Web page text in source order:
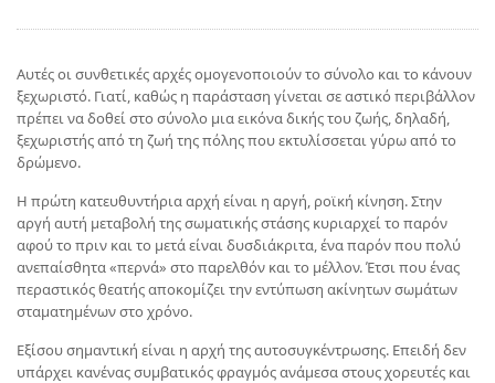
Αυτές οι συνθετικές αρχές ομογενοποιούν το σύνολο και το κάνουν
ξεχωριστό. Γιατί, καθώς η παράσταση γίνεται σε αστικό περιβάλλον
πρέπει να δοθεί στο σύνολο μια εικόνα δικής του ζωής, δηλαδή,
ξεχωριστής από τη ζωή της πόλης που εκτυλίσσεται γύρω από το
δρώμενο.
Η πρώτη κατευθυντήρια αρχή είναι η αργή, ροϊκή κίνηση. Στην
αργή αυτή μεταβολή της σωματικής στάσης κυριαρχεί το παρόν
αφού το πριν και το μετά είναι δυσδιάκριτα, ένα παρόν που πολύ
ανεπαίσθητα «περνά» στο παρελθόν και το μέλλον. Έτσι που ένας
περαστικός θεατής αποκομίζει την εντύπωση ακίνητων σωμάτων
σταματημένων στο χρόνο.
Εξίσου σημαντική είναι η αρχή της αυτοσυγκέντρωσης. Επειδή δεν
υπάρχει κανένας συμβατικός φραγμός ανάμεσα στους χορευτές και